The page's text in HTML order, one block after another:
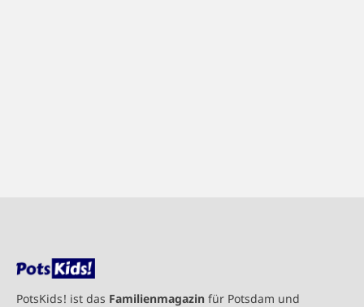
PotsKids! ist das Familienmagazin für Potsdam und